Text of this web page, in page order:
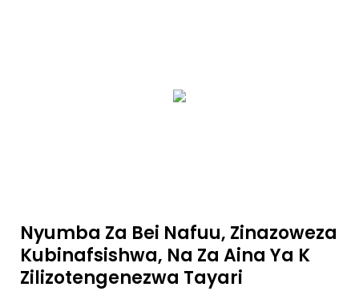
Nyumba Za Bei Nafuu, Zinazoweza
Kubinafsishwa, Na Za Aina Ya K
Zilizotengenezwa Tayari